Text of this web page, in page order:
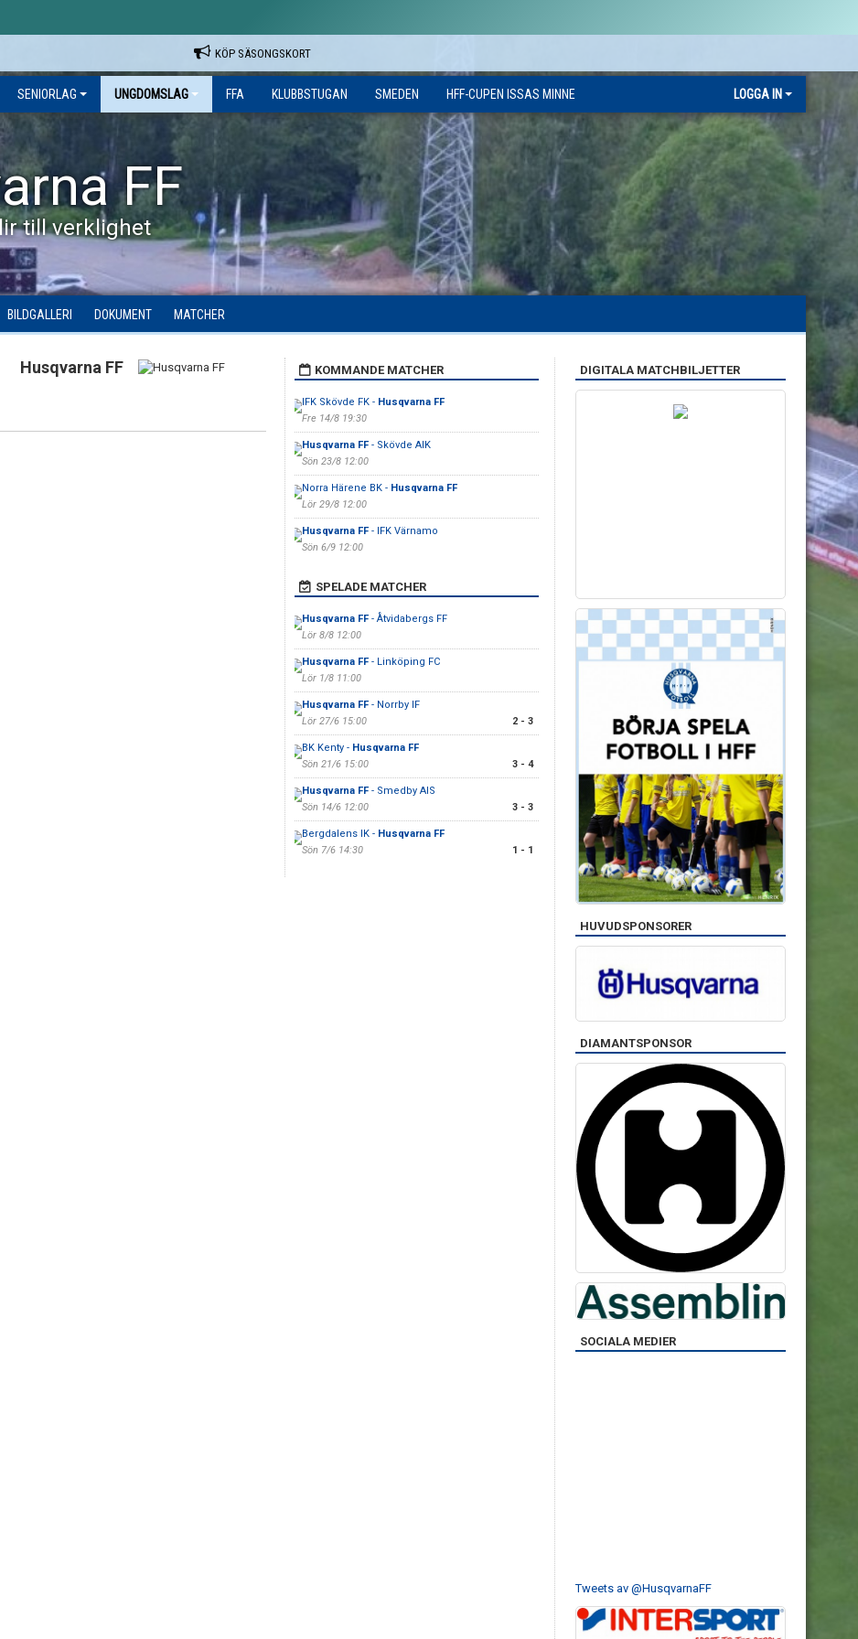
KÖP SÄSONGSKORT
SENIORLAG UNGDOMSLAG FFA KLUBBSTUGAN SMEDEN HFF-CUPEN ISSAS MINNE LOGGA IN
FF
till verklighet
BILDGALLERI DOKUMENT MATCHER
Husqvarna FF KOMMANDE MATCHER
IFK Skövde FK - Husqvarna FF
Fre 14/8 19:30
Husqvarna FF- Skövde AIK
Sön 23/8 12:00
Norra Härene BK - Husqvarna FF
Lör 29/8 12:00
Husqvarna FF- IFK Värnamo
Sön 6/9 12:00
SPELADE MATCHER
Husqvarna FF- Åtvidabergs FF
Lör 8/8 12:00
Husqvarna FF- Linköping FC
Lör 1/8 11:00
Husqvarna FF- Norrby IF
Lör 27/6 15:00
2 - 3
BK Kenty - Husqvarna FF
Sön 21/6 15:00
3 - 4
Husqvarna FF- Smedby AIS
Sön 14/6 12:00
3 - 3
Bergdalens IK - Husqvarna FF
Sön 7/6 14:30
1 - 1
DIGITALA MATCHBILJETTER
HUVUDSPONSORER
DIAMANTSPONSOR
SOCIALA MEDIER
Tweets av @HusqvarnaFF